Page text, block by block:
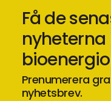
Få de
Prenumerera
nyhetsbrev.